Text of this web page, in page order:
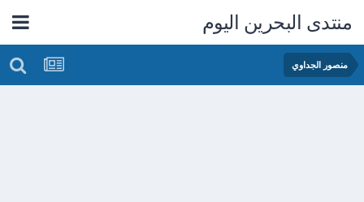
منتدى البحرين اليوم
منصور الجداوي